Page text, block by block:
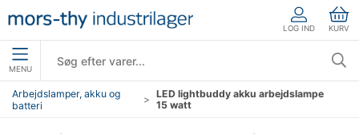
LOG IND KURV
MENU
Arbejdslamper, akku og
batteri
LED lightbuddy akku arbejdslampe
15 watt